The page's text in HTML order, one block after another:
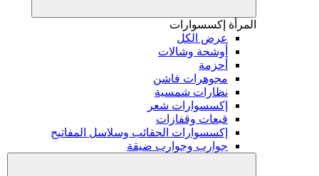
المرأة إكسسوارات
عرض الكل
أوشحة وشالات
أحزمة
مجوهرات فاشن
نظارات شمسية
إكسسوارات شعر
قبعات وقفازات
إكسسوارات الحقائب وسلاسل المفاتيح
جوارب وجوارب ضيقة